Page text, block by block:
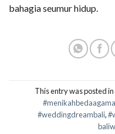
bahagia seumur hidup.
This entry was posted in
#menikahbedaagama
#weddingdreambali,